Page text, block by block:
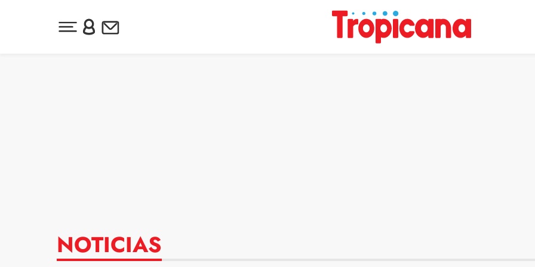
Desplegar menú principal
Inicia sesión o regístrate
Newsletter
NOTICIAS